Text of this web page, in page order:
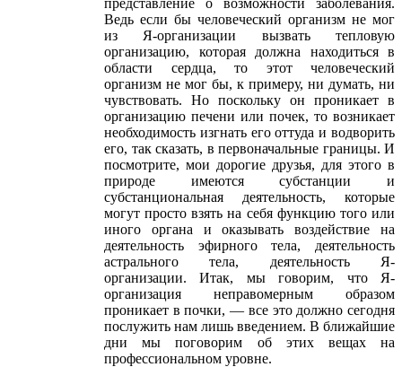
Ведь если бы человеческий организм не мог
из Я-организации вызвать тепловую
организацию, которая должна находиться в
области сердца, то этот человеческий
организм не мог бы, к примеру, ни думать, ни
чувствовать. Но поскольку он проникает в
организацию печени или почек, то возникает
необходимость изгнать его оттуда и водворить
его, так сказать, в первоначальные границы. И
посмотрите, мои дорогие друзья, для этого в
природе имеются субстанции и
субстанциональная деятельность, которые
могут просто взять на себя функцию того или
иного органа и оказывать воздействие на
деятельность эфирного тела, деятельность
астрального тела, деятельность Я-
организации. Итак, мы говорим, что Я-
организация неправомерным образом
проникает в почки, — все это должно сегодня
послужить нам лишь введением. В ближайшие
дни мы поговорим об этих вещах на
профессиональном уровне.